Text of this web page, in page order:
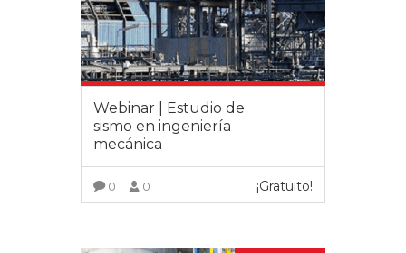
Webinar | Estudio de
sismo en ingeniería
mecánica
0 0 ¡Gratuito!